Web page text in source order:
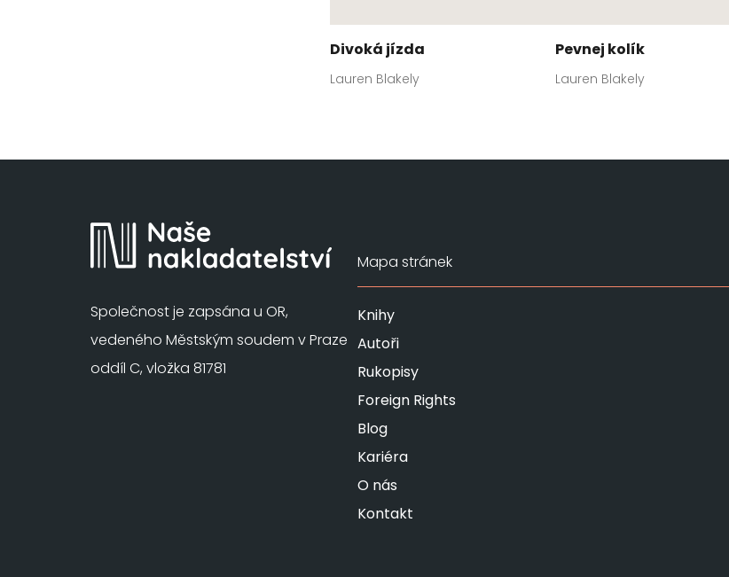
Divoká jízda
Lauren Blakely
Pevnej kolík
Lauren Blakely
Společnost je zapsána u OR,
vedeného Městským soudem v Praze
oddíl C, vložka 81781
Mapa stránek
Knihy
Autoři
Rukopisy
Foreign Rights
Blog
Kariéra
O nás
Kontakt